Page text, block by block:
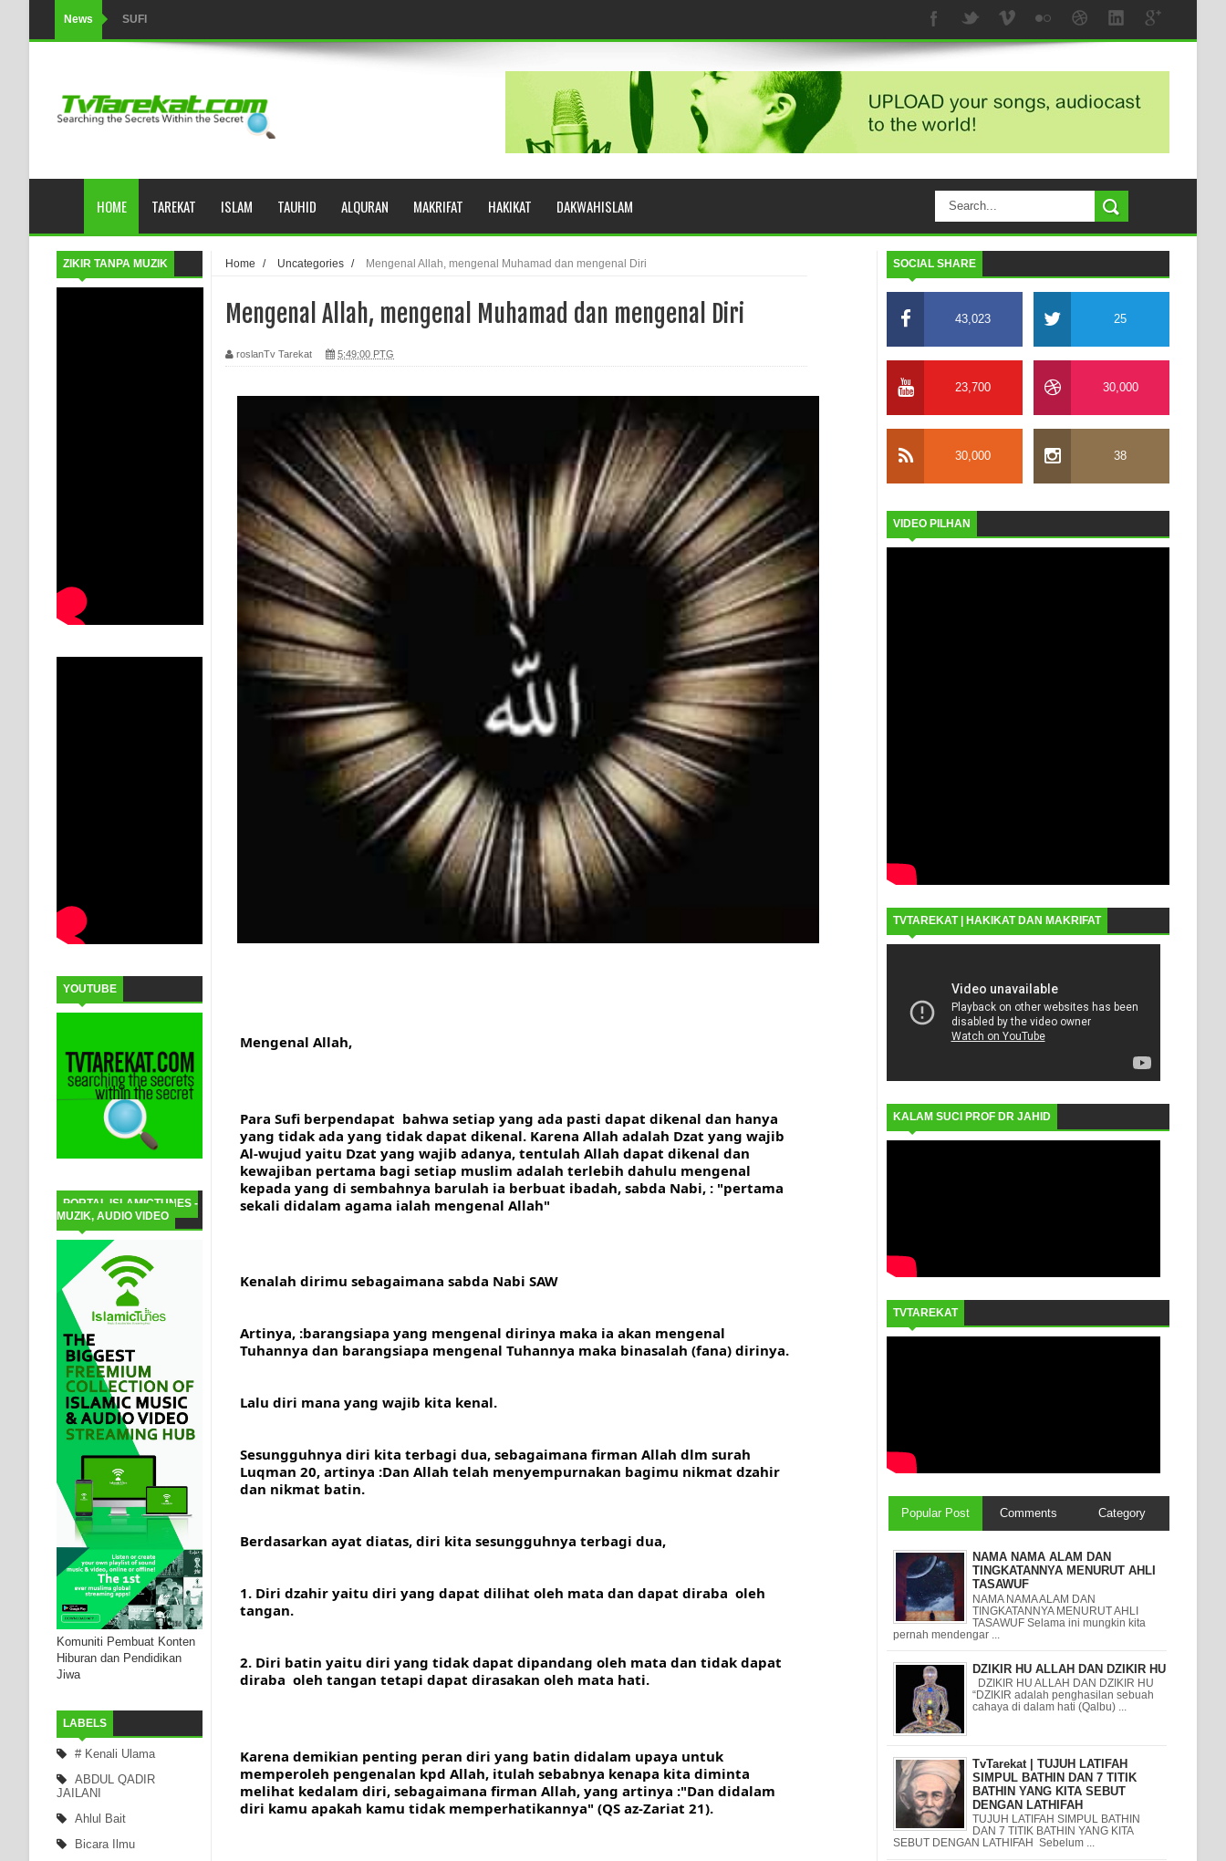
News SUFI
Tertipu: Sehat dan Waktu Luang
HIKMAH AL-HIKAM IMAM IBNU ‘AṬĀ’ILLĀH - Peringkat-peringkat Zikir
AHLI SUFFAH: GOLONGAN SUFI PERTAMA DI ZAMAN RASULULLAH SAW?
WAHDATUL WUJUD (IBNU ARABI) DAN WAHDATUS SYUHUD (AHMAD SIRHINDI)
Wusul kepada Allah
Hati dan dua sayap
MUKASYAFAH MENURUT AHL AL-SUNNAH WAL JAMA'AH: BUKAN SEKADAR MELIHAT, TETAPI MENGENAL DIRI
SYARAHAN TINGKAT TINGGI TASAWWUF*
KISAH WALI SUFI, YANG BACAAN SURAT AL-FATIHAHNYA TIDAK FASIH. TAPI SINGA PUN TUNDUK PADANYA
SHAYKH TAREKAT ATAU TUKANG SIHIR? JANGAN MUDAH TERPESONA, JANGAN JUGA MUDAH MENGHUKUM
DI TANGAN MURSYID, CINTA MENEMUKAN JALAN PULANG
RAWATAN TAREKAT: APABILA ALLAH MENYEMBUHKAN HATI, JIWA TURUT MENJADI KUAT
TASAWUF: BUKAN AJARAN PELIK, TETAPI JALAN MEMBERSIHKAN HATI
"Kotoran Yang Paling Bahaya Bukan Pada Pakaian, Tetapi Pada Qalbi"
Secara Biologis Manusia itu Sama, Dengan Tingkat Kesadaran yang Berbeda
WAHDATUL WUJUD, WAHDATU SYUHUD, DAN MANUNGGALING KAWULA GUSTI
HOME TAREKAT ISLAM TAUHID ALQURAN MAKRIFAT HAKIKAT DAKWAHISLAM
ZIKIR TANPA MUZIK
YOUTUBE
PORTAL ISLAMICTUNES -
MUZIK, AUDIO VIDEO
Komuniti Pembuat Konten
Hiburan dan Pendidikan
Jiwa
LABELS
# Kenali Ulama
ABDUL QADIR
JAILANI
Ahlul Bait
Bicara Ilmu
Home / Uncategories / Mengenal Allah, mengenal Muhamad dan mengenal Diri
Mengenal Allah, mengenal Muhamad dan mengenal Diri
roslanTv Tarekat 5:49:00 PTG
Mengenal Allah,
Para Sufi berpendapat  bahwa setiap yang ada pasti dapat dikenal dan hanya
yang tidak ada yang tidak dapat dikenal. Karena Allah adalah Dzat yang wajib
Al-wujud yaitu Dzat yang wajib adanya, tentulah Allah dapat dikenal dan
kewajiban pertama bagi setiap muslim adalah terlebih dahulu mengenal
kepada yang di sembahnya barulah ia berbuat ibadah, sabda Nabi, : "pertama
sekali didalam agama ialah mengenal Allah"
Kenalah dirimu sebagaimana sabda Nabi SAW
Artinya, :barangsiapa yang mengenal dirinya maka ia akan mengenal
Tuhannya dan barangsiapa mengenal Tuhannya maka binasalah (fana) dirinya.
Lalu diri mana yang wajib kita kenal.
Sesungguhnya diri kita terbagi dua, sebagaimana firman Allah dlm surah
Luqman 20, artinya :Dan Allah telah menyempurnakan bagimu nikmat dzahir
dan nikmat batin.
Berdasarkan ayat diatas, diri kita sesungguhnya terbagi dua,
1. Diri dzahir yaitu diri yang dapat dilihat oleh mata dan dapat diraba  oleh
tangan.
2. Diri batin yaitu diri yang tidak dapat dipandang oleh mata dan tidak dapat
diraba  oleh tangan tetapi dapat dirasakan oleh mata hati.
Karena demikian penting peran diri yang batin didalam upaya untuk
memperoleh pengenalan kpd Allah, itulah sebabnya kenapa kita diminta
melihat kedalam diri, sebagaimana firman Allah, yang artinya :"Dan didalam
diri kamu apakah kamu tidak memperhatikannya" (QS az-Zariat 21).
SOCIAL SHARE
43,023 25
23,700 30,000
30,000 38
VIDEO PILHAN
TVTAREKAT | HAKIKAT DAN MAKRIFAT
KALAM SUCI PROF DR JAHID
TVTAREKAT
Popular Post Comments Category
NAMA NAMA ALAM DAN
TINGKATANNYA MENURUT AHLI
TASAWUF
NAMA NAMA ALAM DAN
TINGKATANNYA MENURUT AHLI
TASAWUF Selama ini mungkin kita
pernah mendengar ...
DZIKIR HU ALLAH DAN DZIKIR HU
DZIKIR HU ALLAH DAN DZIKIR HU
“DZIKIR adalah penghasilan sebuah
cahaya di dalam hati (Qalbu) ...
TvTarekat | TUJUH LATIFAH
SIMPUL BATHIN DAN 7 TITIK
BATHIN YANG KITA SEBUT
DENGAN LATHIFAH
TUJUH LATIFAH SIMPUL BATHIN
DAN 7 TITIK BATHIN YANG KITA
SEBUT DENGAN LATHIFAH Sebelum ...